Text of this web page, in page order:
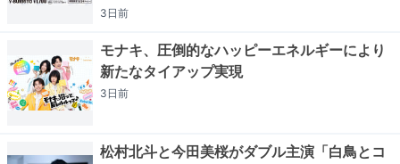
3日前
モナキ、圧倒的なハッピーエネルギーにより
新たなタイアップ実現
3日前
松村北斗と今田美桜がダブル主演「白鳥とコ